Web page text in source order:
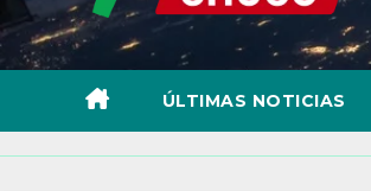
ÚLTIMAS NOTICIAS